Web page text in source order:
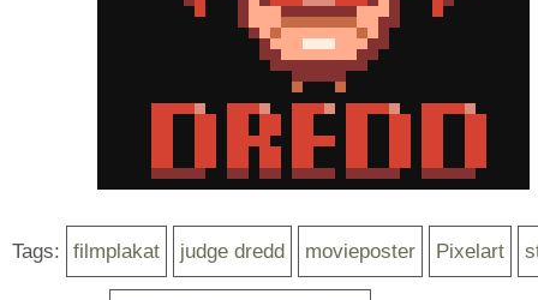
Tags: filmplakat judge dredd movieposter Pixelart